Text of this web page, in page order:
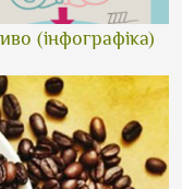
(інфографіка)